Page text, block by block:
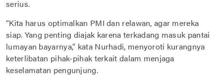
serius.
“Kita harus optimalkan PMI dan relawan, agar mereka
siap. Yang penting diajak karena terkadang masuk pantai
lumayan bayarnya,” kata Nurhadi, menyoroti kurangnya
keterlibatan pihak-pihak terkait dalam menjaga
keselamatan pengunjung.